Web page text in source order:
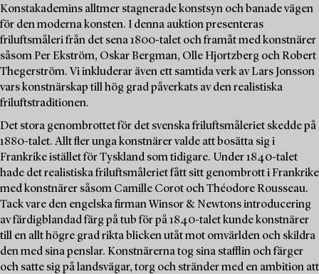
Konstakademins alltmer stagnerade konstsyn och banade vägen
för den moderna konsten. I denna auktion presenteras
friluftsmåleri från det sena 1800-talet och framåt med konstnärer
såsom Per Ekström, Oskar Bergman, Olle Hjortzberg och Robert
Thegerström. Vi inkluderar även ett samtida verk av Lars Jonsson
vars konstnärskap till hög grad påverkats av den realistiska
friluftstraditionen.
Det stora genombrottet för det svenska friluftsmåleriet skedde på
1880-talet. Allt fler unga konstnärer valde att bosätta sig i
Frankrike istället för Tyskland som tidigare. Under 1840-talet
hade det realistiska friluftsmåleriet fått sitt genombrott i Frankrike
med konstnärer såsom Camille Corot och Théodore Rousseau.
Tack vare den engelska firman Winsor & Newtons introducering
av färdigblandad färg på tub för på 1840-talet kunde konstnärer
till en allt högre grad rikta blicken utåt mot omvärlden och skildra
den med sina penslar. Konstnärerna tog sina stafflin och färger
och satte sig på landsvägar, torg och stränder med en ambition att